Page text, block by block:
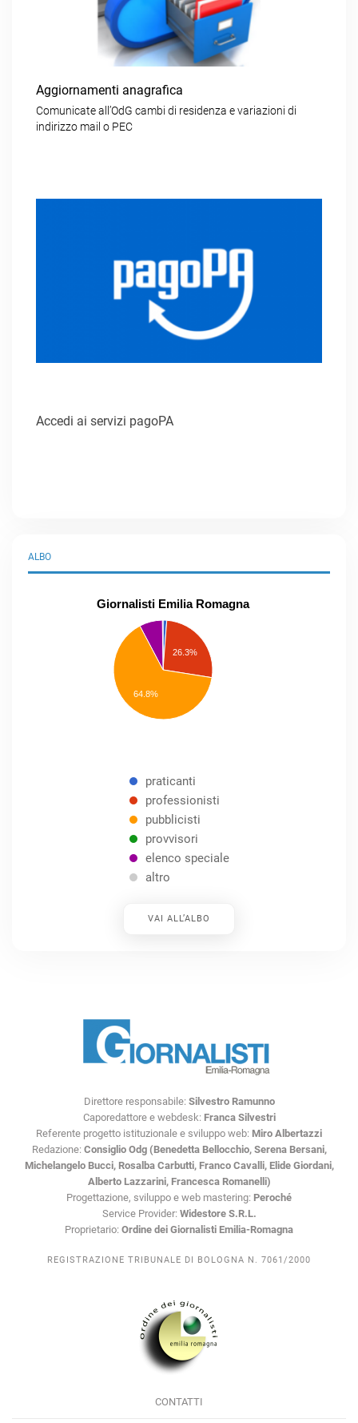
Aggiornamenti anagrafica
Comunicate all’OdG cambi di residenza e variazioni di
indirizzo mail o PEC
Accedi ai servizi pagoPA
ALBO
Giornalisti Emilia Romagna
26.3%
64.8%
praticanti
professionisti
pubblicisti
provvisori
elenco speciale
altro
VAI ALL’ALBO
Direttore responsabile: Silvestro Ramunno
Caporedattore e webdesk: Franca Silvestri
Referente progetto istituzionale e sviluppo web: Miro Albertazzi
Redazione: Consiglio Odg (Benedetta Bellocchio, Serena Bersani,
Michelangelo Bucci, Rosalba Carbutti, Franco Cavalli, Elide Giordani,
Alberto Lazzarini, Francesca Romanelli)
Progettazione, sviluppo e web mastering: Peroché
Service Provider: Widestore S.R.L.
Proprietario: Ordine dei Giornalisti Emilia-Romagna
REGISTRAZIONE TRIBUNALE DI BOLOGNA N. 7061/2000
CONTATTI